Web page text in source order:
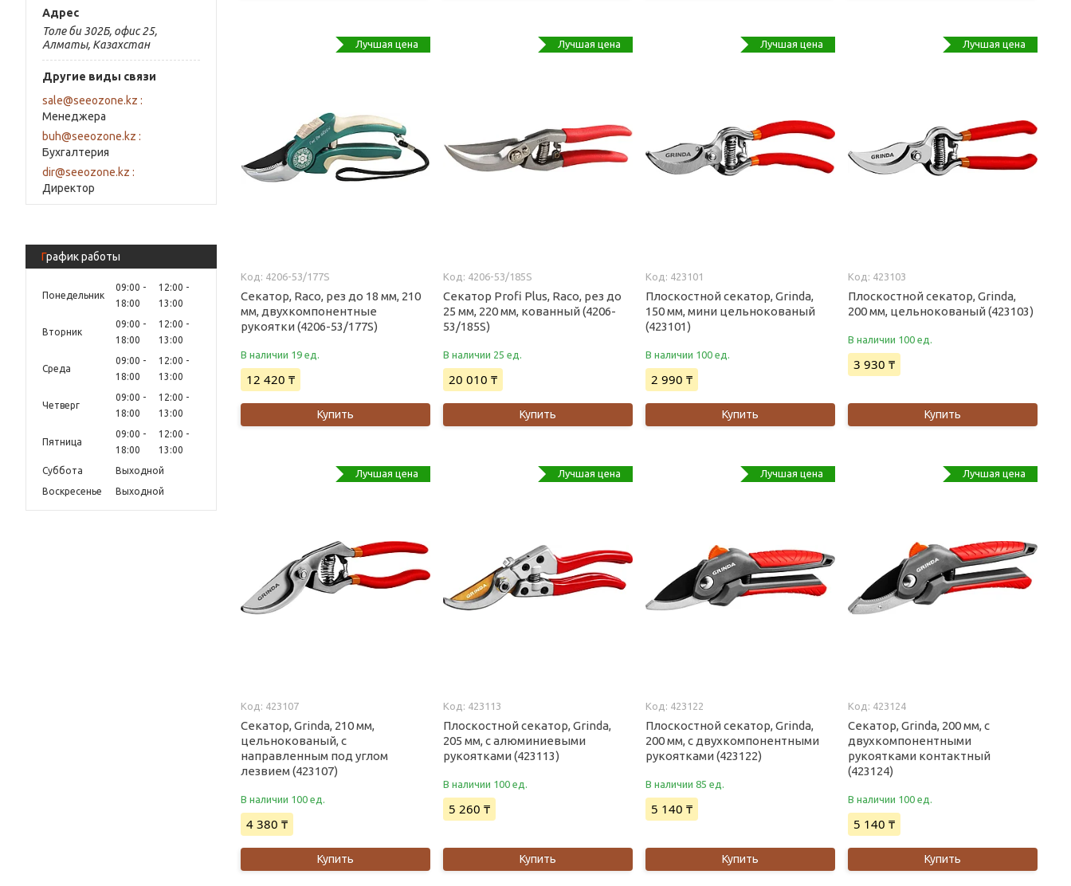
Толе би 302Б, офис 25,
Алматы, Казахстан
Другие виды связи
sale@seeozone.kz
Менеджера
buh@seeozone.kz
Бухгалтерия
dir@seeozone.kz
Директор
График работы
Понедельник
09:00
18:00
12:00
13:00
Вторник
09:00
18:00
12:00
13:00
Среда
09:00
18:00
12:00
13:00
Четверг
09:00
18:00
12:00
13:00
Пятница
09:00
18:00
12:00
13:00
Суббота
Выходной
Воскресенье
Выходной
Лучшая цена
4206-53/177S
Секатор, Raco, рез до 18 мм, 210
мм, двухкомпонентные
рукоятки (4206-53/177S)
В наличии 19 ед.
12 420 ₸
Купить
Лучшая цена
4206-53/185S
Секатор Profi Plus, Raco, рез до
25 мм, 220 мм, кованный (4206-
53/185S)
В наличии 25 ед.
20 010 ₸
Купить
Лучшая цена
423101
Плоскостной секатор, Grinda,
150 мм, мини цельнокованый
(423101)
В наличии 100 ед.
2 990 ₸
Купить
Лучшая цена
423103
Плоскостной секатор, Grinda,
200 мм, цельнокованый (423103)
В наличии 100 ед.
3 930 ₸
Купить
Лучшая цена
423107
Секатор, Grinda, 210 мм,
цельнокованый, с
направленным под углом
лезвием (423107)
В наличии 100 ед.
4 380 ₸
Купить
Лучшая цена
423113
Плоскостной секатор, Grinda,
205 мм, с алюминиевыми
рукоятками (423113)
В наличии 100 ед.
5 260 ₸
Купить
Лучшая цена
423122
Плоскостной секатор, Grinda,
200 мм, с двухкомпонентными
рукоятками (423122)
В наличии 85 ед.
5 140 ₸
Купить
Лучшая цена
423124
Секатор, Grinda, 200 мм, с
двухкомпонентными
рукоятками контактный
(423124)
В наличии 100 ед.
5 140 ₸
Купить